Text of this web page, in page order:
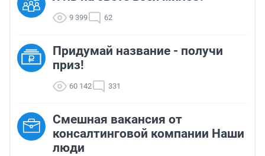
9 399 62
Придумай название - получи
приз!
60 142 331
Смешная вакансия от
консалтинговой компании Наши
люди